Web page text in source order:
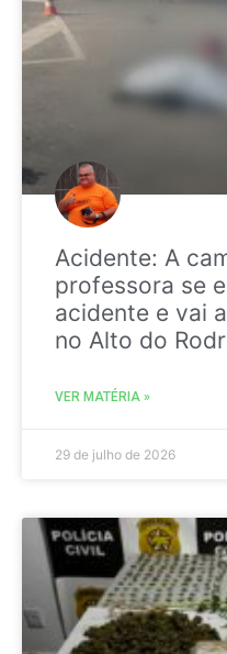
Acidente: A
professora se
acidente e vai
no Alto do
VER MATÉRIA »
29 de julho de 2026